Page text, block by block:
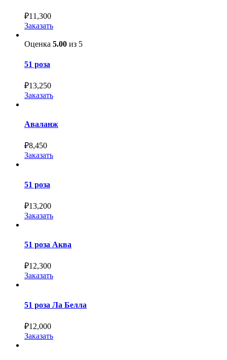
₽11,300
Заказать
Оценка 5.00 из 5
51 роза
₽13,250
Заказать
Аваланж
₽8,450
Заказать
51 роза
₽13,200
Заказать
51 роза Аква
₽12,300
Заказать
51 роза Ла Белла
₽12,000
Заказать